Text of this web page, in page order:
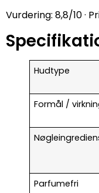
Vurdering: 8,8/10 ·
Hudtype
Formål /
Parfumefri